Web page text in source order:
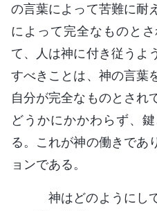
の言葉によって苦難に耐
によって完全なものと
て、人は神に付き従うよ
すべきことは、神の言葉
自分が完全なものとされ
どうかにかかわらず、
る。これが神の働きであ
ョンである。
神はどのようにし